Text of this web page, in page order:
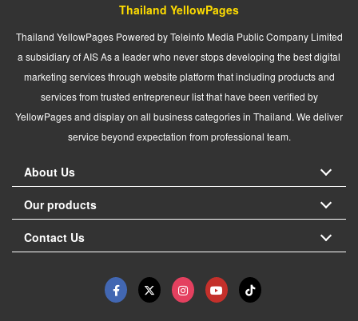
Thailand YellowPages
Thailand YellowPages Powered by Teleinfo Media Public Company Limited
a subsidiary of AIS As a leader who never stops developing the best digital
marketing services through website platform that including products and
services from trusted entrepreneur list that have been verified by
YellowPages and display on all business categories in Thailand. We deliver
service beyond expectation from professional team.
About Us
Our products
Contact Us